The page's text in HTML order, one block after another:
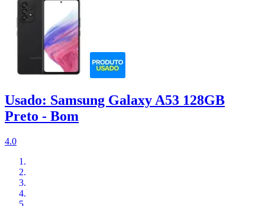
Usado: Samsung Galaxy A53 128GB
Preto - Bom
4.0